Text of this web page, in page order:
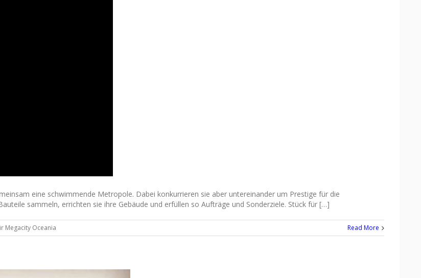
eine schwimmende Metropole. Dabei konkurrieren sie aber untereinander um Prestige für die
sammeln, errichten sie ihre Gebäude und erfüllen so Aufträge und Sonderziele. Stück für […]
Megacity Oceania Read More